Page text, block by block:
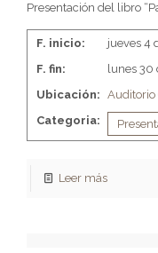
Presentación del libro
F. inicio:
jueves 4
F. fin:
lunes 30
Ubicación: Auditorio
Categoria:
Leer más